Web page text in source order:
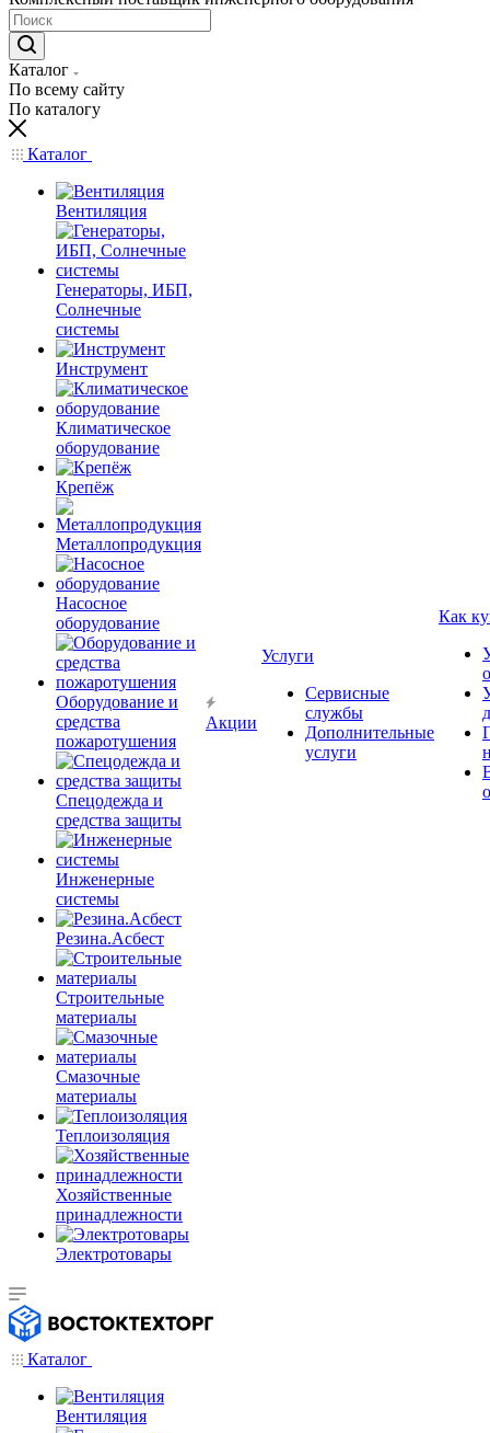
Каталог
По всему сайту
По каталогу
Каталог
Вентиляция
Генераторы, ИБП,
Солнечные
системы
Инструмент
Климатическое
оборудование
Крепёж
Металлопродукция
Насосное
оборудование
Оборудование и
средства
пожаротушения
Спецодежда и
средства защиты
Инженерные
системы
Резина.Асбест
Строительные
материалы
Смазочные
материалы
Теплоизоляция
Хозяйственные
принадлежности
Электротовары
Акции
Услуги
Сервисные
службы
Дополнительные
услуги
Как
Каталог
Вентиляция